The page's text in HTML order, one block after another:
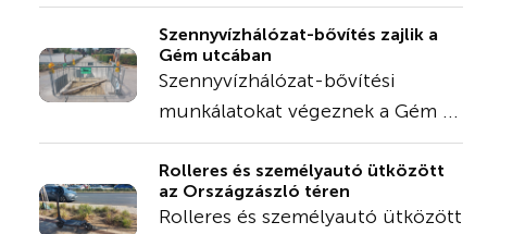
Szennyvízhálózat-bővítés zajlik a
Gém utcában
Szennyvízhálózat-bővítési
munkálatokat végeznek a Gém ...
Rolleres és személyautó ütközött
az Országzászló téren
Rolleres és személyautó ütközött